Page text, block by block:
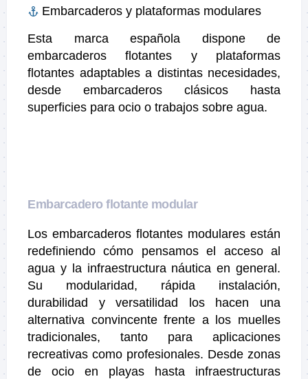
Embarcaderos y plataformas modulares
Esta marca española dispone de
embarcaderos flotantes y plataformas
flotantes adaptables a distintas necesidades,
desde embarcaderos clásicos hasta
superficies para ocio o trabajos sobre agua.
Embarcadero flotante modular
Los embarcaderos flotantes modulares están
redefiniendo cómo pensamos el acceso al
agua y la infraestructura náutica en general.
Su modularidad, rápida instalación,
durabilidad y versatilidad los hacen una
alternativa convincente frente a los muelles
tradicionales, tanto para aplicaciones
recreativas como profesionales. Desde zonas
de ocio en playas hasta infraestructuras